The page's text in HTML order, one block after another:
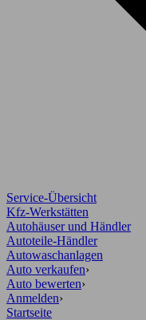
Service-Übersicht
Kfz-Werkstätten
Autohäuser und Händler
Autoteile-Händler
Autowaschanlagen
Auto verkaufen›
Auto bewerten›
Anmelden›
Startseite